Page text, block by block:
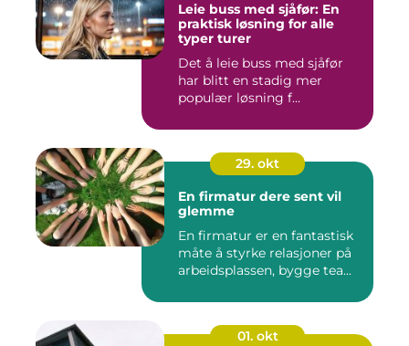
Leie buss med sjåfør: En
praktisk løsning for alle
typer turer
Det å leie buss med sjåfør
har blitt en stadig mer
populær løsning f...
29. okt
En firmatur dere sent vil
glemme
En firmatur er en fantastisk
måte å styrke relasjoner på
arbeidsplassen, bygge tea...
01. okt